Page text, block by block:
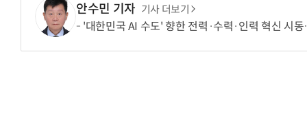
안수민 기자 기사 더보기
'대한민국 AI 수도' 향한 전력·수력·인력 혁신 시